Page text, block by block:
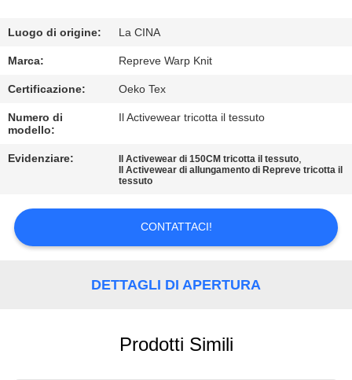
CONTROLLO
DI
QUALITÀ
CONTATTICI
NOTIZIE
Luogo di origine: La CINA
Marca: Repreve Warp Knit
Certificazione: Oeko Tex
Numero di
modello:
Il Activewear tricotta il tessuto
Evidenziare: Il Activewear di 150CM tricotta il tessuto,
Il Activewear di allungamento di Repreve tricotta il
tessuto
CONTATTACI!
DETTAGLI DI APERTURA
Prodotti Simili